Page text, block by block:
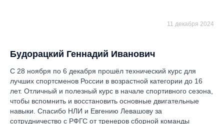
11 декабря 2024
Будорацкий Геннадий Иванович
С 28 ноября по 6 декабря прошёл технический курс для
лучших спортсменов России в возрастной категории до 16
лет. Отличный и полезный курс в начале спортивного сезона,
чтобы вспомнить и восстановить основные двигательные
навыки. Спасибо НЛИ и Евгению Левашову за
сотрудничество с РФГС от тренеров сборной команды